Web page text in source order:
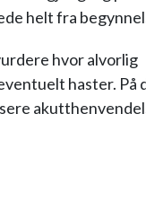
helt fra
hvor alvorlig
haster. På